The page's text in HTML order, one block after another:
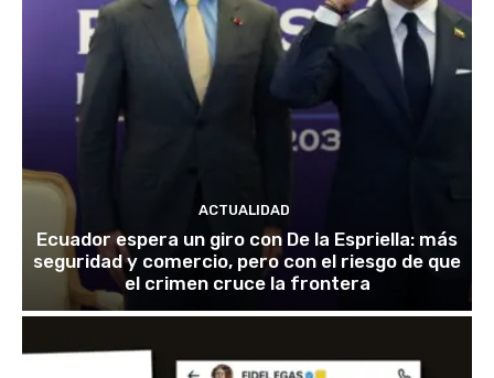
ACTUALIDAD
Ecuador espera un giro con De la Espriella: más
seguridad y comercio, pero con el riesgo de que
el crimen cruce la frontera